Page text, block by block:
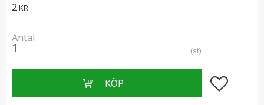
2KR
Antal
st
Lägg till i